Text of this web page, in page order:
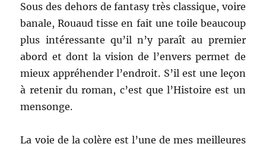
Sous des dehors de fantasy très classique, voire
banale, Rouaud tisse en fait une toile beaucoup
plus intéressante qu’il n’y paraît au premier
abord et dont la vision de l’envers permet de
mieux appréhender l’endroit. S’il est une leçon
à retenir du roman, c’est que l’Histoire est un
mensonge.
La voie de la colère est l’une de mes meilleures